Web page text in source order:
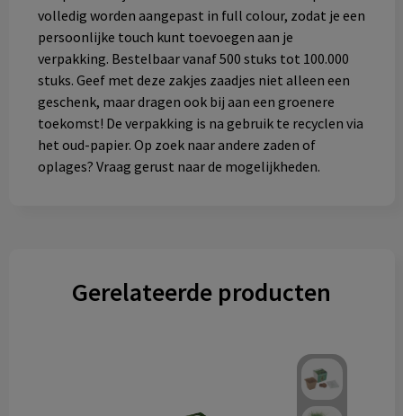
volledig worden aangepast in full colour, zodat je een
persoonlijke touch kunt toevoegen aan je
verpakking. Bestelbaar vanaf 500 stuks tot 100.000
stuks. Geef met deze zakjes zaadjes niet alleen een
geschenk, maar dragen ook bij aan een groenere
toekomst! De verpakking is na gebruik te recyclen via
het oud-papier. Op zoek naar andere zaden of
oplages? Vraag gerust naar de mogelijkheden.
Gerelateerde producten